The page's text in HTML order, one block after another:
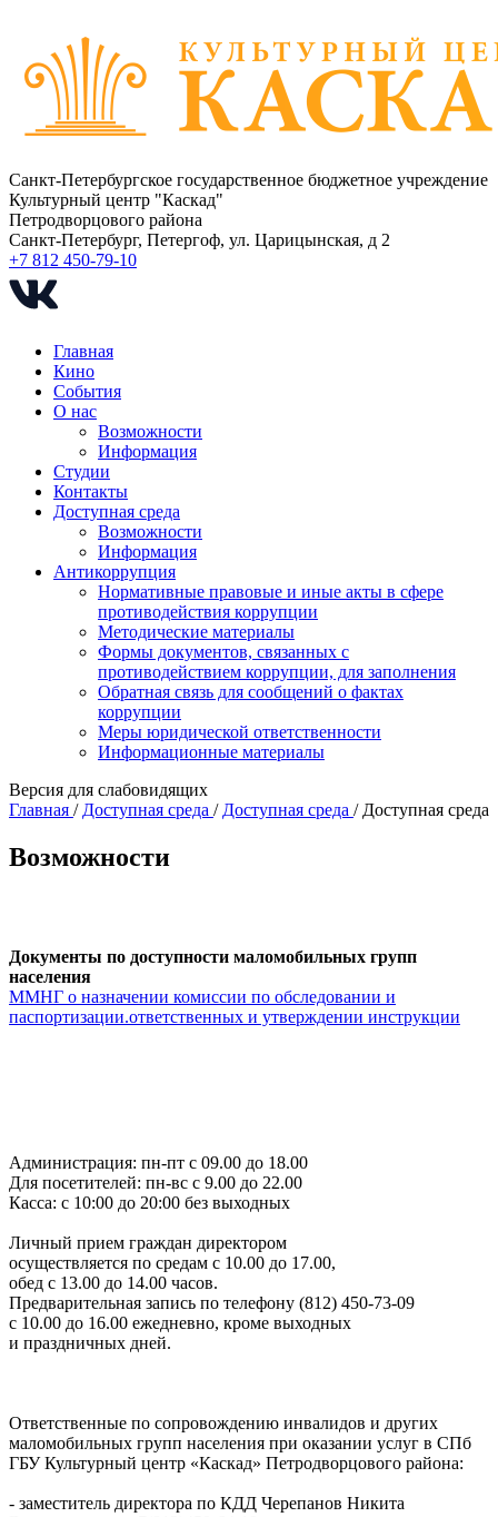
Санкт-Петербургское государственное бюджетное учреждение
Культурный центр "Каскад"
Петродворцового района
Санкт-Петербург, Петергоф, ул. Царицынская, д 2
+7 812 450-79-10
Главная
Кино
События
О нас
Возможности
Информация
Студии
Контакты
Доступная среда
Возможности
Информация
Антикоррупция
Нормативные правовые и иные акты в сфере
противодействия коррупции
Методические материалы
Формы документов, связанных с
противодействием коррупции, для заполнения
Обратная связь для сообщений о фактах
коррупции
Меры юридической ответственности
Информационные материалы
Версия для слабовидящих
Главная / Доступная среда / Доступная среда / Доступная среда
Возможности
Документы по доступности маломобильных групп
населения
ММНГ о назначении комиссии по обследовании и
паспортизации.ответственных и утверждении инструкции
Администрация: пн-пт с 09.00 до 18.00
Для посетителей: пн-вс с 9.00 до 22.00
Касса: с 10:00 до 20:00 без выходных
Личный прием граждан директором
осуществляется по средам с 10.00 до 17.00,
обед с 13.00 до 14.00 часов.
Предварительная запись по телефону (812) 450-73-09
с 10.00 до 16.00 ежедневно, кроме выходных
и праздничных дней.
Ответственные по сопровождению инвалидов и других
маломобильных групп населения при оказании услуг в СПб
ГБУ Культурный центр «Каскад» Петродворцового района:
- заместитель директора по КДД Черепанов Никита